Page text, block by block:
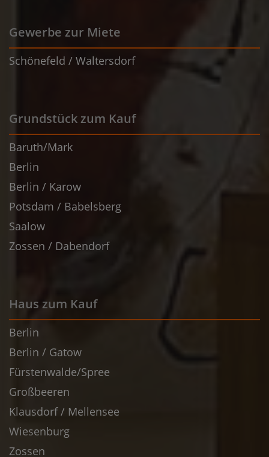
Gewerbe zur Miete
Schönefeld / Waltersdorf
Grundstück zum Kauf
Baruth/Mark
Berlin
Berlin / Karow
Potsdam / Babelsberg
Saalow
Zossen / Dabendorf
Haus zum Kauf
Berlin
Berlin / Gatow
Fürstenwalde/Spree
Großbeeren
Klausdorf / Mellensee
Wiesenburg
Zossen